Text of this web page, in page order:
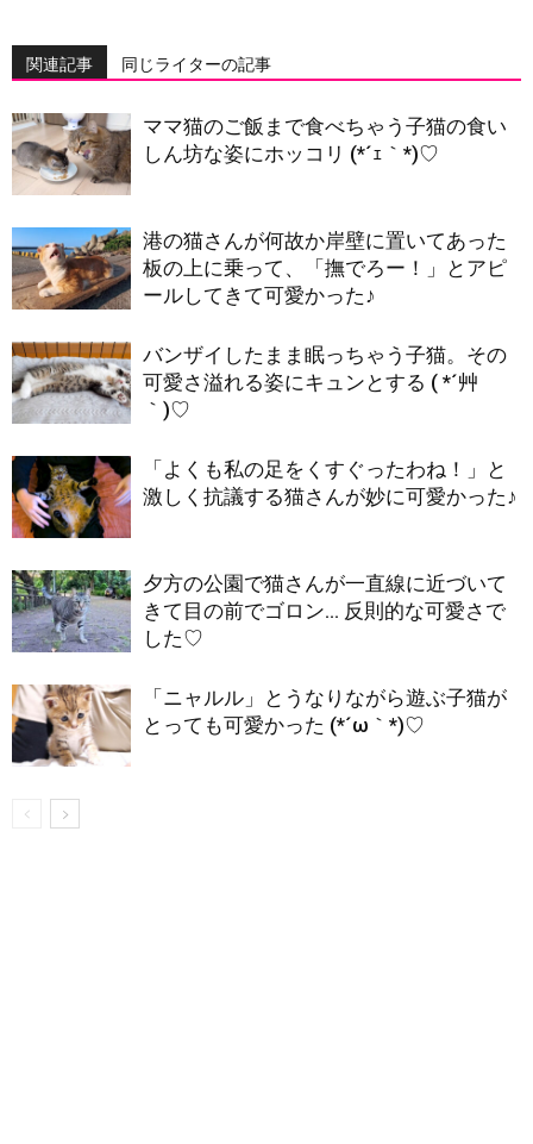
関連記事 同じライターの記事
ママ猫のご飯まで食べちゃう子猫の食い
しん坊な姿にホッコリ (*´ｪ｀*)♡
港の猫さんが何故か岸壁に置いてあった
板の上に乗って、「撫でろー！」とアピ
ールしてきて可愛かった♪
バンザイしたまま眠っちゃう子猫。その
可愛さ溢れる姿にキュンとする ( *´艸
｀)♡
「よくも私の足をくすぐったわね！」と
激しく抗議する猫さんが妙に可愛かった♪
夕方の公園で猫さんが一直線に近づいて
きて目の前でゴロン… 反則的な可愛さで
した♡
「ニャルル」とうなりながら遊ぶ子猫が
とっても可愛かった (*´ω｀*)♡